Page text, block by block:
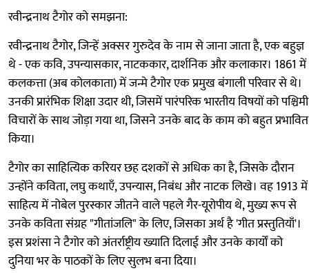
रवीन्द्रनाथ टैगोर को समझना:
रवीन्द्रनाथ टैगोर, जिन्हें अक्सर गुरुदेव के नाम से जाना जाता है, एक बहुज्ञ
थे - एक कवि, उपन्यासकार, नाटककार, दार्शनिक और कलाकार। 1861 में
कलकत्ता (अब कोलकाता) में जन्मे टैगोर एक प्रमुख बंगाली परिवार से थे।
उनकी प्रारंभिक शिक्षा उदार थी, जिसमें पारंपरिक भारतीय विषयों को पश्चिमी
विचारों के साथ जोड़ा गया था, जिसने उनके बाद के काम को बहुत प्रभावित
किया।
टैगोर का साहित्यिक करियर छह दशकों से अधिक का है, जिसके दौरान
उन्होंने कविता, लघु कथाएँ, उपन्यास, निबंध और नाटक लिखे। वह 1913 में
साहित्य में नोबेल पुरस्कार जीतने वाले पहले गैर-यूरोपीय थे, मुख्य रूप से
उनके कविता संग्रह "गीतांजलि" के लिए, जिसका अर्थ है 'गीत प्रस्तुतियाँ'।
इस प्रशंसा ने टैगोर को अंतर्राष्ट्रीय ख्याति दिलाई और उनके कार्यों को
दुनिया भर के पाठकों के लिए सुलभ बना दिया।